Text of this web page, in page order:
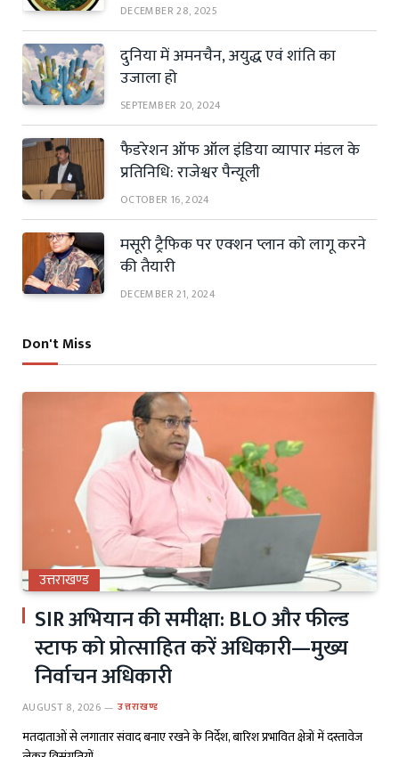
DECEMBER 28, 2025
दुनिया में अमनचैन, अयुद्ध एवं शांति का
उजाला हो
SEPTEMBER 20, 2024
फैडरेशन ऑफ ऑल इंडिया व्यापार मंडल के
प्रतिनिधि: राजेश्वर पैन्यूली
OCTOBER 16, 2024
मसूरी ट्रैफिक पर एक्शन प्लान को लागू करने
की तैयारी
DECEMBER 21, 2024
Don't Miss
उत्तराखण्ड
SIR अभियान की समीक्षा: BLO और फील्ड
स्टाफ को प्रोत्साहित करें अधिकारी—मुख्य
निर्वाचन अधिकारी
AUGUST 8, 2026 उत्तराखण्ड
मतदाताओं से लगातार संवाद बनाए रखने के निर्देश, बारिश प्रभावित क्षेत्रों में दस्तावेज